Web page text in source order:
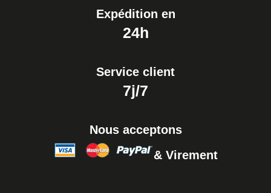
Expédition en
24h
Service client
7j/7
Nous acceptons
& Virement